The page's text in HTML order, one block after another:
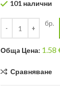
101 налични
бр.
Общa Цена: 1.58
Сравняване